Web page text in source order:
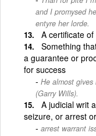
and I promysed
entyre her lorde.
A certificate
Something
a guarantee or
for success
He almost
(Garry Wills).
A judicial writ
seizure, or arrest
arrest warrant